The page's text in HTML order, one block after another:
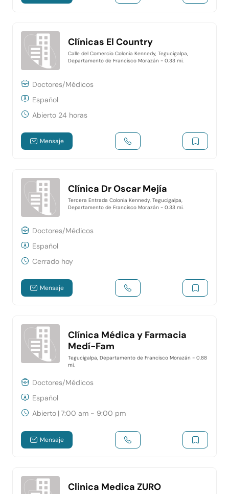
Clínicas El Country
Calle del Comercio Colonia Kennedy, Tegucigalpa,
Departamento de Francisco Morazán - 0.33 mi.
Doctores/Médicos
Español
Abierto 24 horas
Mensaje
Clínica Dr Oscar Mejía
Tercera Entrada Colonia Kennedy, Tegucigalpa,
Departamento de Francisco Morazán - 0.33 mi.
Doctores/Médicos
Español
Cerrado hoy
Mensaje
Clínica Médica y Farmacia
Medí-Fam
Tegucigalpa, Departamento de Francisco Morazán - 0.88
mi.
Doctores/Médicos
Español
Abierto |7:00 am - 9:00 pm
Mensaje
Clinica Medica ZURO